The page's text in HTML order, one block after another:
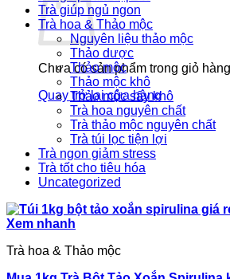
Chưa có sản phẩm trong giỏ
Quay trở lại cửa hàng
Trà giúp ngủ ngon
Trà hoa & Thảo mộc
Nguyên liệu thảo mộc
Thảo dược
Thảo mộc
Thảo mộc khô
Thảo mộc sấy khô
Trà hoa nguyên chất
Trà thảo mộc nguyên chất
Trà túi lọc tiện lợi
Trà ngon giảm stress
Trà tốt cho tiêu hóa
Uncategorized
Xem nhanh
Trà hoa & Thảo mộc